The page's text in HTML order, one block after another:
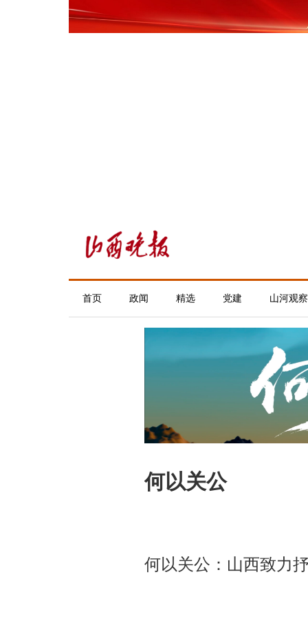
首页 政闻 精选 党建 山河观察
何以关公
何以关公：山西致力